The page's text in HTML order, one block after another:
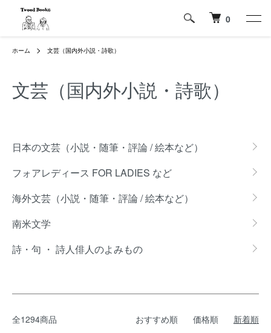
0
ホーム 文芸（国内外小説・詩歌）
文芸（国内外小説・詩歌）
日本の文芸（小説・随筆・評論 / 絵本など）
フォアレディース FOR LADIES など
海外文芸（小説・随筆・評論 / 絵本など）
南米文学
詩・句 ・ 詩人俳人のよみもの
全1294商品 おすすめ順 価格順 新着順